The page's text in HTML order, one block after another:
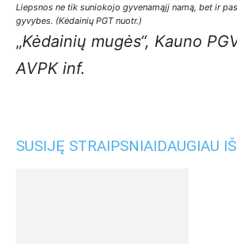
Liepsnos ne tik suniokojo gyvenamąjį namą, bet ir
gyvybes. (Kėdainių PGT nuotr.)
„Kėdainių mugės“, Kauno
AVPK inf.
SUSIJĘ STRAIPSNIAIDAUGIAU